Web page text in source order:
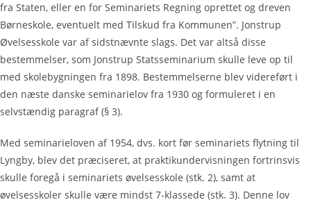
fra Staten, eller en for Seminariets Regning oprettet og dreven
Børneskole, eventuelt med Tilskud fra Kommunen”. Jonstrup
Øvelsesskole var af sidstnævnte slags. Det var altså disse
bestemmelser, som Jonstrup Statsseminarium skulle leve op til
med skolebygningen fra 1898. Bestemmelserne blev videreført i
den næste danske seminarielov fra 1930 og formuleret i en
selvstændig paragraf (§ 3).
Med seminarieloven af 1954, dvs. kort før seminariets flytning til
Lyngby, blev det præciseret, at praktikundervisningen fortrinsvis
skulle foregå i seminariets øvelsesskole (stk. 2), samt at
øvelsesskoler skulle være mindst 7-klassede (stk. 3). Denne lov